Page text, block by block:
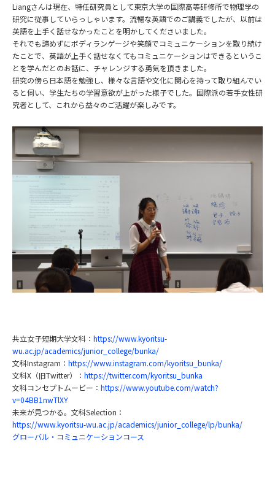
Liangさんは現在、特任研究員として東京大学の国際高等研修所で物理学の
研究に従事していらっしゃいます。流暢な英語でのご講義でしたが、以前は
英語を上手く話せなかったことを明かしてくださいました。
それでも諦めずにボディランゲージや笑顔でコミュニケーションを取り続け
たことで、英語が上手く話せなくてもコミュニケーションはできるというこ
とを学んだとのお話に、チャレンジする勇気を頂きました。
研究の傍ら日本語を勉強し、様々な言語や文化に関心を持って取り組んでい
ると伺い、学生たちの学習意欲が上がった様子でした。国際派の若手女性研
究者として、これから益々のご活躍が楽しみです。
共立女子短期大学文科： https://www.kyoritsu-
wu.ac.jp/academics/junior_college/bunka/
文科Instagram： https://www.instagram.com/kyoritsu_bunka/
文科X（旧Twitter）： https://twitter.com/kyoritsu_bunka
文科コンセプトムービー： https://www.youtube.com/watch?
v=04BB1nwTlXY
未来が見つかる。文科Selection：
https://www.kyoritsu-wu.ac.jp/academics/junior_college/lp/bunka/
グローバル・コミュニケーションコース